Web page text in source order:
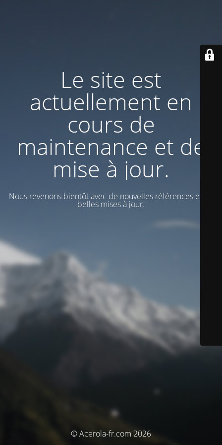
Le site est
actuellement en
cours de
maintenance et de
mise à jour.
Nous revenons bientôt avec de nouvelles références et de
belles mises à jour.
© Acerola-fr.com 2026